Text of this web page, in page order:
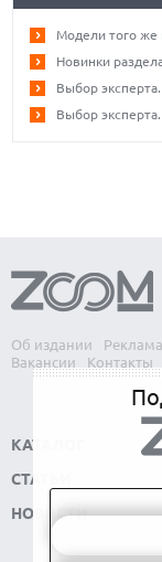
Модели того же
Новинки
Выбор
Выбор
Об издании
Реклама
Вакансии
Контакты
КАТАЛОГ
СТАТЬИ
НОВОСТИ